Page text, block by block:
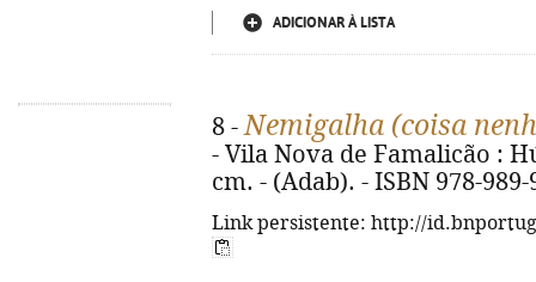
ADICIONAR À LISTA
8 -Nemigalha (coisa
- Vila Nova de Famalicão :
cm. - (Adab). - ISBN 978-989-
Link persistente: http://